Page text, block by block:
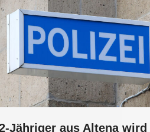
Jähriger aus Altena wird